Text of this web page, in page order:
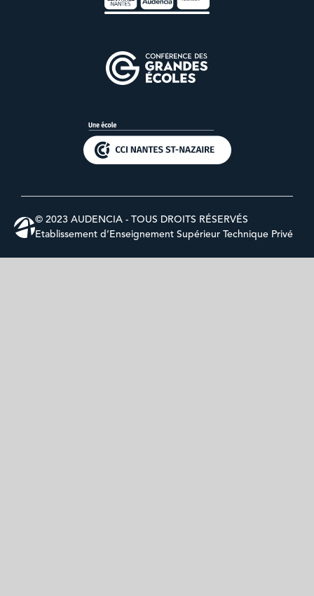
© 2023 AUDENCIA - TOUS DROITS RÉSERVÉS
Etablissement d’Enseignement Supérieur Technique Privé